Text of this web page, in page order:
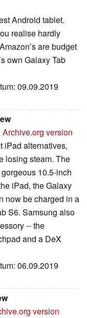
Android tablet.
realise hardly
are budget
own Galaxy Tab
09.09.2019
Archive.org version
iPad alternatives,
losing steam. The
10.5-inch
iPad, the Galaxy
now be charged in a
S6. Samsung also
-- the
and a DeX
06.09.2019
version